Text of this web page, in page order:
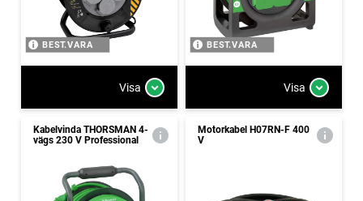
BEST.VARA
Visa
BEST.VARA
Visa
Kabelvinda THORSMAN 4-
vägs 230 V Professional
Motorkabel H07RN-F 400
V